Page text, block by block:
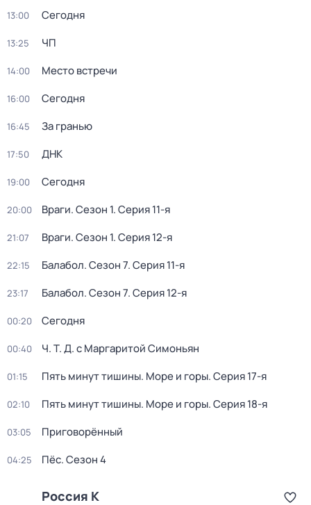
13:00 Сегодня
13:25 ЧП
14:00 Место встречи
16:00 Сегодня
16:45 За гранью
17:50 ДНК
19:00 Сегодня
20:00 Враги. Сезон 1. Серия 11-я
21:07 Враги. Сезон 1. Серия 12-я
22:15 Балабол. Сезон 7. Серия 11-я
23:17 Балабол. Сезон 7. Серия 12-я
00:20 Сегодня
00:40 Ч. T. Д. с Маргаритой Симоньян
01:15 Пять минут тишины. Море и горы. Серия 17-я
02:10 Пять минут тишины. Море и горы. Серия 18-я
03:05 Приговорённый
04:25 Пёс. Сезон 4
Россия К